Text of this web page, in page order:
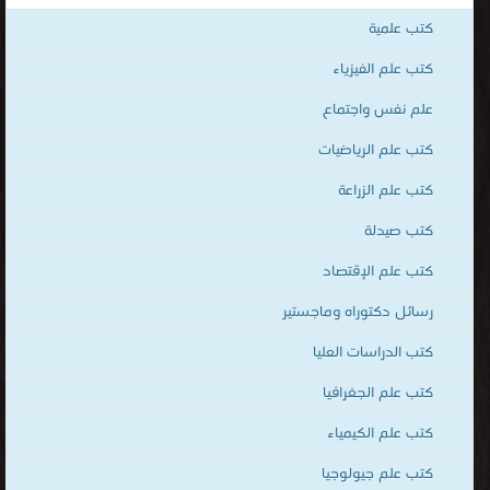
قراءة و تحميل كتب في كتب علم الزراعة مجانا
قراءة و تحميل كتب في كتب صيدلة مجانا
كتب علم الإقتصاد